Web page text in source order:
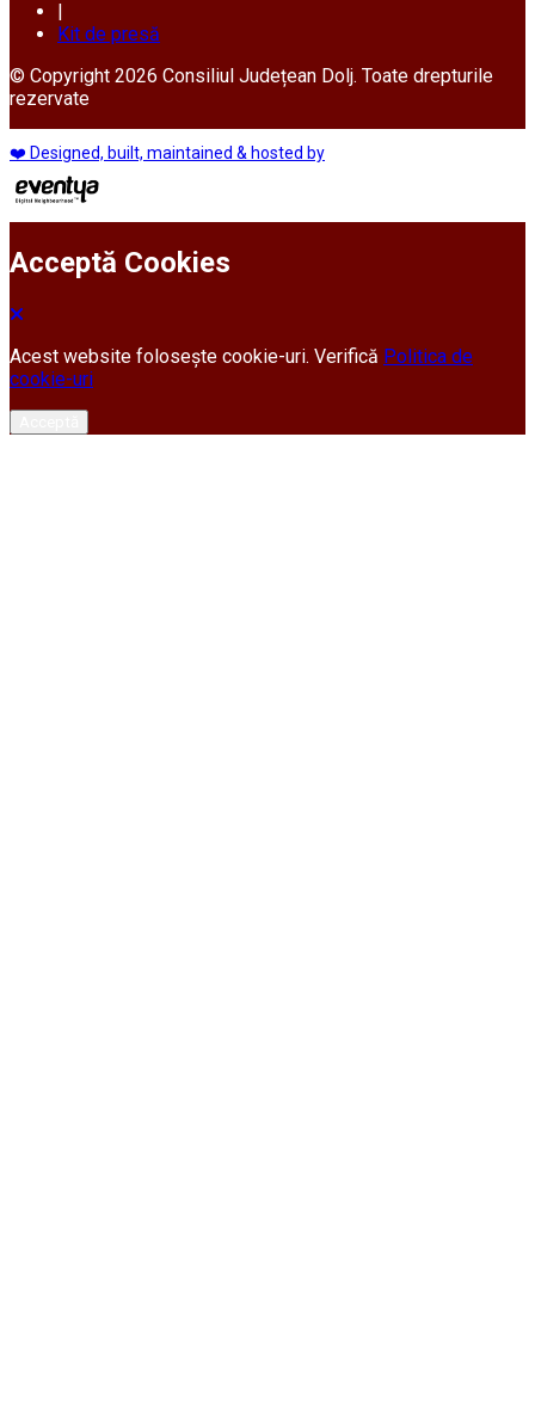
Kit de presă
© Copyright 2026 Consiliul Județean Dolj. Toate drepturile
rezervate
❤️ Designed, built, maintained & hosted by
Acceptă Cookies
Acest website folosește cookie-uri. Verifică Politica de
cookie-uri